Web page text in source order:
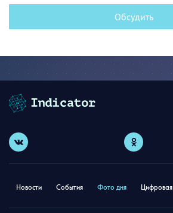
Обсудить
Новости События Фото дня Цифровая